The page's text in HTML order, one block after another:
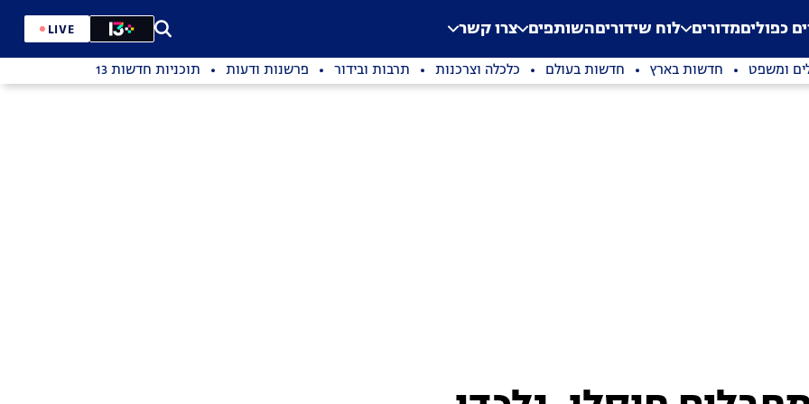
Application error: a
. כפוליםמדורים לוח שידוריםהשותפים צרו קשר LIVE
ומשפט חדשות בארץ חדשות בעולם כלכלה וצרכנות תרבות ובידור פרשנות ודעות תוכניות חדשות 13